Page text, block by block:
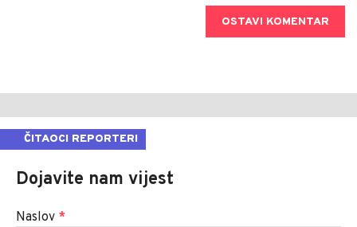
OSTAVI KOMENTAR
ČITAOCI REPORTERI
Dojavite nam vijest
Naslov *